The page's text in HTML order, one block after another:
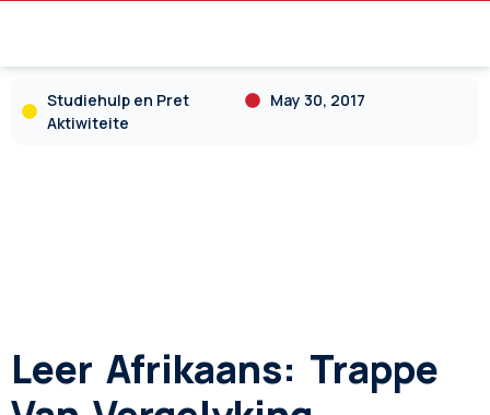
Studiehulp en Pret
Aktiwiteite
May 30, 2017
Leer Afrikaans: Trappe